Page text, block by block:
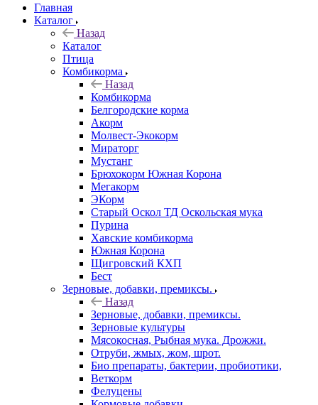
Главная
Каталог
Назад
Каталог
Птица
Комбикорма
Назад
Комбикорма
Белгородские корма
Акорм
Молвест-Экокорм
Мираторг
Мустанг
Брюхокорм Южная Корона
Мегакорм
ЭКорм
Старый Оскол ТД Оскольская мука
Пурина
Хавские комбикорма
Южная Корона
Щигровский КХП
Бест
Зерновые, добавки, премиксы.
Назад
Зерновые, добавки, премиксы.
Зерновые культуры
Мясокосная, Рыбная мука. Дрожжи.
Отруби, жмых, жом, шрот.
Био препараты, бактерии, пробиотики,
Веткорм
Фелуцены